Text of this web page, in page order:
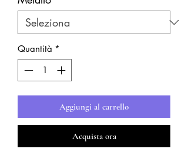
Quantità *
Aggiungi al carrello
Acquista ora